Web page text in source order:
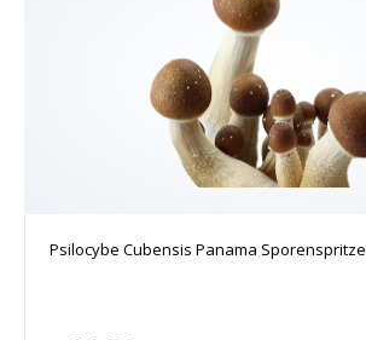
Psilocybe Cubensis Panama Sporenspritze